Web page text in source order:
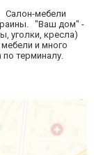
Салон-мебели
"Ваш дом" -
уголки, кресла)
и много
терминалу.